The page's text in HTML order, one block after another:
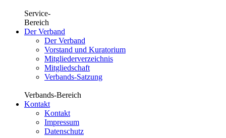
Service-
Bereich
Der Verband
Der Verband
Vorstand und Kuratorium
Mitgliederverzeichnis
Mitgliedschaft
Verbands-Satzung
Verbands-Bereich
Kontakt
Kontakt
Impressum
Datenschutz